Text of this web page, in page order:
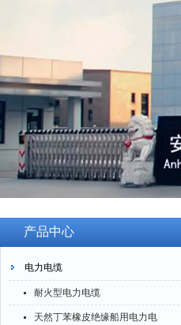
产品中心
电力电缆
耐火型电力电缆
天然丁苯橡皮绝缘船用电力电